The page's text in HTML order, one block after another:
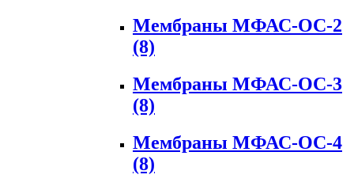
Мембраны МФАС-ОС-2
(8)
Мембраны МФАС-ОС-3
(8)
Мембраны МФАС-ОС-4
(8)